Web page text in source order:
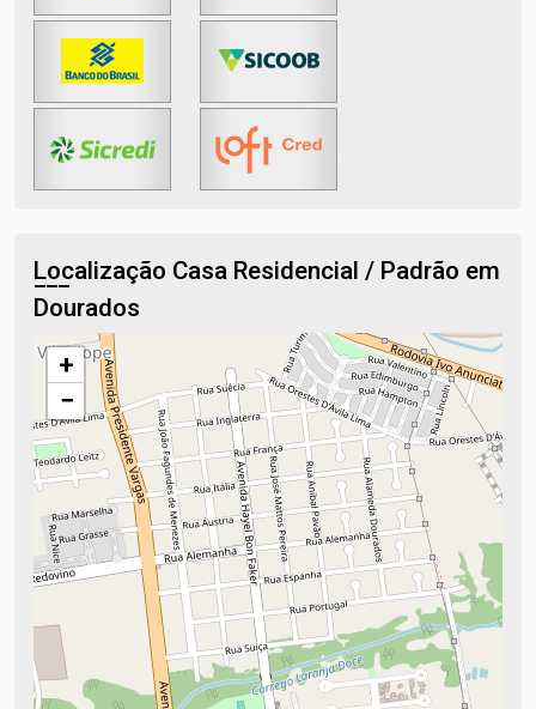
Localização Casa Residencial / Padrão em
Dourados
+
−